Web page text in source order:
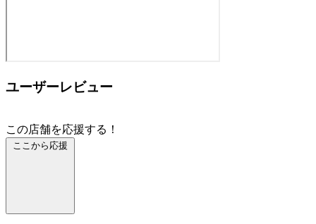
ユーザーレビュー
この店舗を応援する！
ここから応援